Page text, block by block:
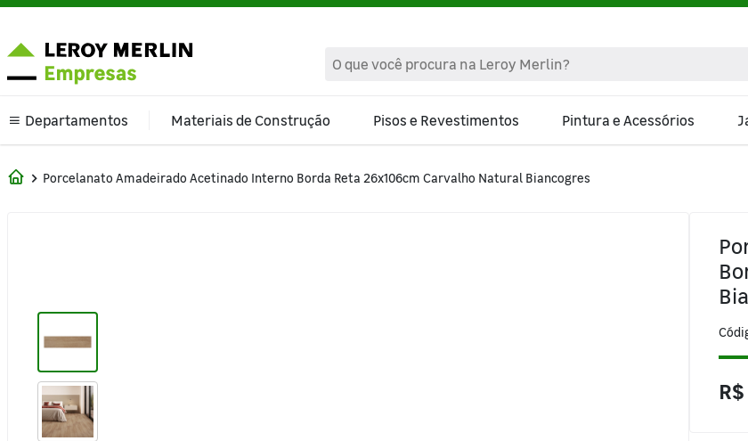
text.skipToContent
text.skipToNavigation
Departamentos
Climatização e Ventilação
Decoração
Ferragens
Ferramentas
Materiais de Construção Pisos e Revestimentos Pintura e Acessórios
Porcelanato Amadeirado Acetinado Interno Borda Reta 26x106cm Carvalho Natural Biancogres